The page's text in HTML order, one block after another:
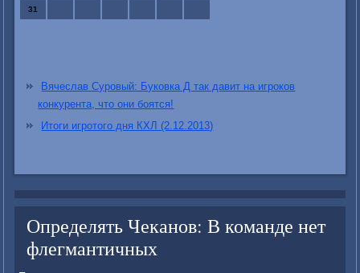
31
Вячеслав Суровый: Буковка Д так давит на игроков
конкурента, что они боятся!
Итоги игротого дня КХЛ (2.12.2013)
Определять Чеканов: В команде нет
флегмантичных